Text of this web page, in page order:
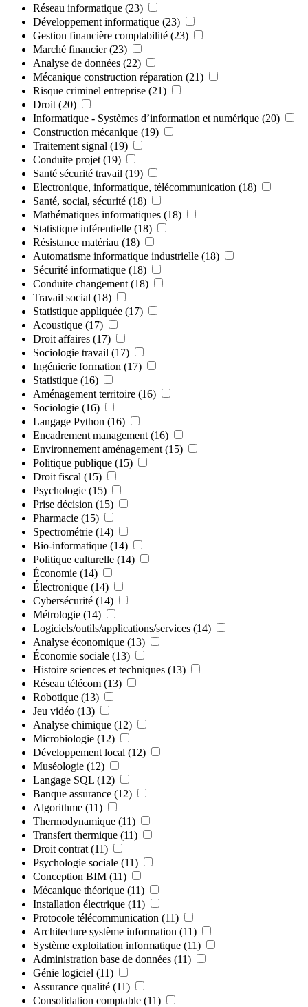
Réseau informatique (23)
Développement informatique (23)
Gestion financière comptabilité (23)
Marché financier (23)
Analyse de données (22)
Mécanique construction réparation (21)
Risque criminel entreprise (21)
Droit (20)
Informatique - Systèmes d’information et numérique (20)
Construction mécanique (19)
Traitement signal (19)
Conduite projet (19)
Santé sécurité travail (19)
Electronique, informatique, télécommunication (18)
Santé, social, sécurité (18)
Mathématiques informatiques (18)
Statistique inférentielle (18)
Résistance matériau (18)
Automatisme informatique industrielle (18)
Sécurité informatique (18)
Conduite changement (18)
Travail social (18)
Statistique appliquée (17)
Acoustique (17)
Droit affaires (17)
Sociologie travail (17)
Ingénierie formation (17)
Statistique (16)
Aménagement territoire (16)
Sociologie (16)
Langage Python (16)
Encadrement management (16)
Environnement aménagement (15)
Politique publique (15)
Droit fiscal (15)
Psychologie (15)
Prise décision (15)
Pharmacie (15)
Spectrométrie (14)
Bio-informatique (14)
Politique culturelle (14)
Économie (14)
Électronique (14)
Cybersécurité (14)
Métrologie (14)
Logiciels/outils/applications/services (14)
Analyse économique (13)
Économie sociale (13)
Histoire sciences et techniques (13)
Réseau télécom (13)
Robotique (13)
Jeu vidéo (13)
Analyse chimique (12)
Microbiologie (12)
Développement local (12)
Muséologie (12)
Langage SQL (12)
Banque assurance (12)
Algorithme (11)
Thermodynamique (11)
Transfert thermique (11)
Droit contrat (11)
Psychologie sociale (11)
Conception BIM (11)
Mécanique théorique (11)
Installation électrique (11)
Protocole télécommunication (11)
Architecture système information (11)
Système exploitation informatique (11)
Administration base de données (11)
Génie logiciel (11)
Assurance qualité (11)
Consolidation comptable (11)